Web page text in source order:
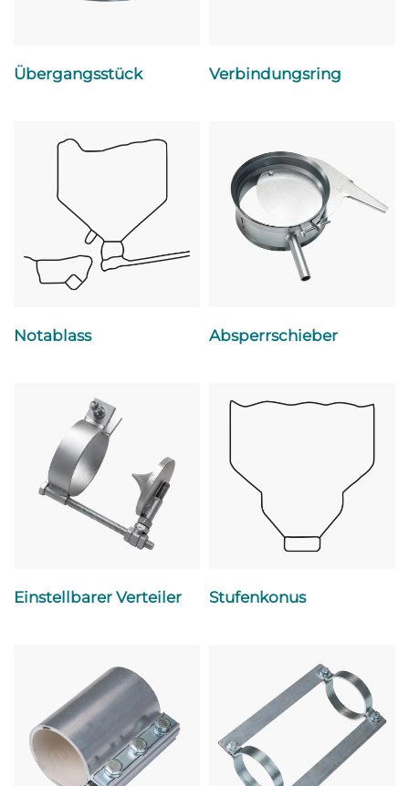
Übergangsstück Verbindungsring
Notablass Absperrschieber
Einstellbarer Verteiler Stufenkonus